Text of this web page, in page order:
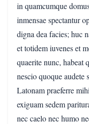
in quamcumque
inmensae spectantur
digna dea facies; huc
et totidem iuvenes et
quaerite nunc, habeat
nescio quoque audete
Latonam praeferre
exiguam sedem
nec caelo nec humo